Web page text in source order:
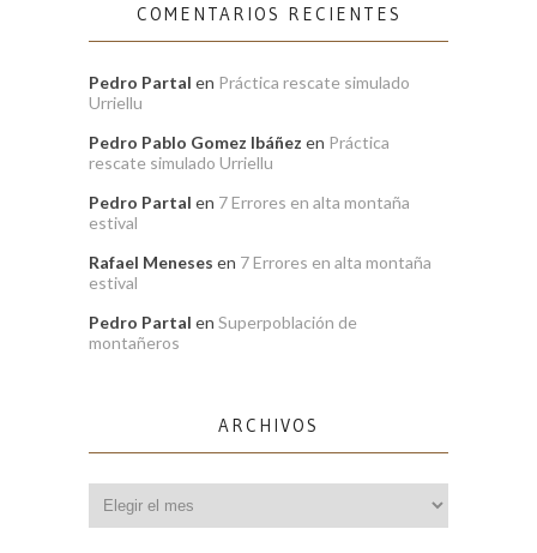
COMENTARIOS RECIENTES
Pedro Partal en Práctica rescate simulado
Urriellu
Pedro Pablo Gomez Ibáñez en Práctica
rescate simulado Urriellu
Pedro Partal en 7 Errores en alta montaña
estival
Rafael Meneses en 7 Errores en alta montaña
estival
Pedro Partal en Superpoblación de
montañeros
ARCHIVOS